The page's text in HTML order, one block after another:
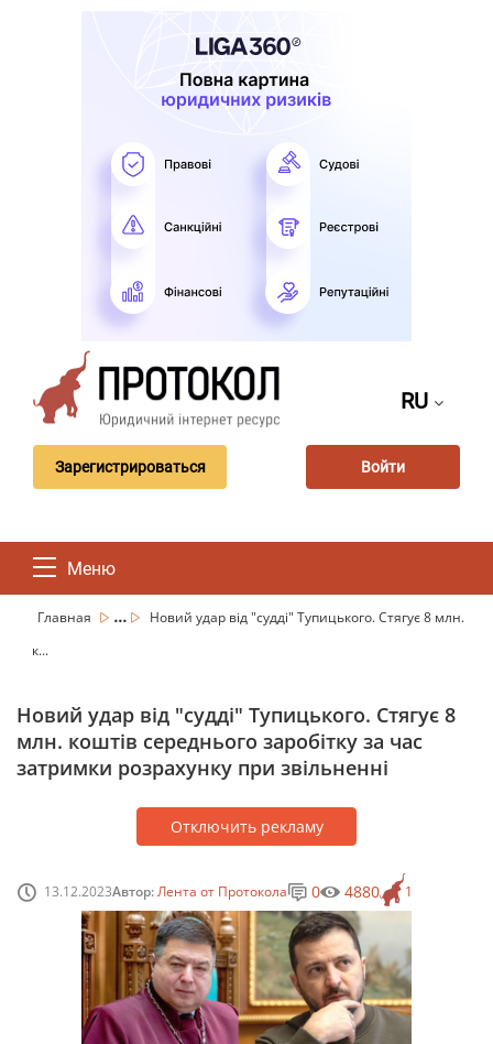
RU
Зарегистрироваться Войти
Меню
Главная ...
Новий удар від "судді" Тупицького. Стягує 8 млн.
к...
Новий удар від "судді" Тупицького. Стягує 8
млн. коштів середнього заробітку за час
затримки розрахунку при звільненні
Отключить рекламу
13.12.2023Автор:Лента от Протокола 1
0 4880